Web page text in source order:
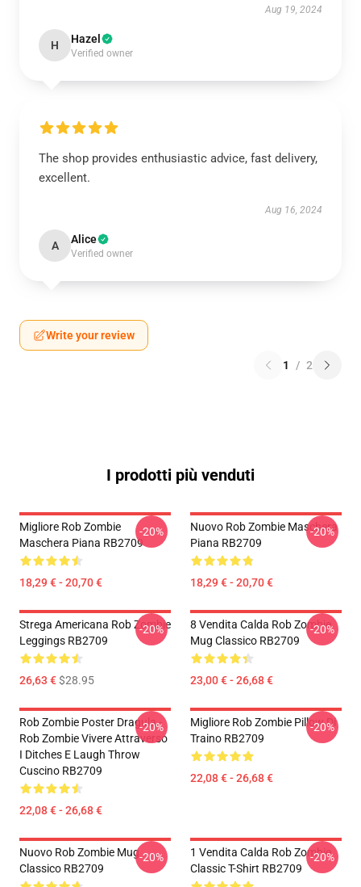
Aug 19, 2024
H Hazel
Verified owner
The shop provides enthusiastic advice, fast delivery,
excellent.
Aug 16, 2024
A Alice
Verified owner
Write your review
1 / 2
I prodotti più venduti
Migliore Rob Zombie
Maschera Piana RB2709
18,29 € - 20,70 €
-20%
Nuovo Rob Zombie Maschera
Piana RB2709
18,29 € - 20,70 €
-20%
Strega Americana Rob Zombie
Leggings RB2709
26,63 €$28.95
-20%
8 Vendita Calda Rob Zombie
Mug Classico RB2709
23,00 € - 26,68 €
-20%
Rob Zombie Poster Dragula -
Rob Zombie Vivere Attraverso
I Ditches E Laugh Throw
Cuscino RB2709
22,08 € - 26,68 €
-20%
Migliore Rob Zombie Pillow Di
Traino RB2709
22,08 € - 26,68 €
-20%
Nuovo Rob Zombie Mug
Classico RB2709
-20%
1 Vendita Calda Rob Zombie
Classic T-Shirt RB2709
-20%